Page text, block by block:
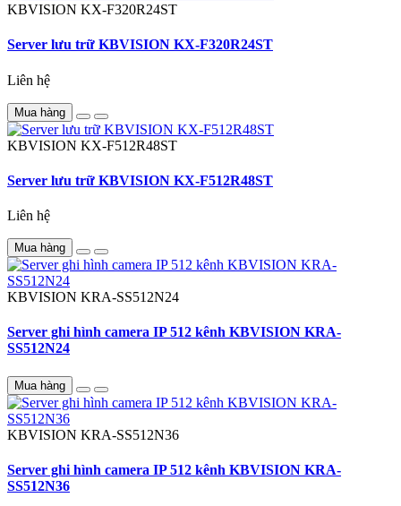
KBVISION KX-F320R24ST
Server lưu trữ KBVISION KX-F320R24ST
Liên hệ
Mua hàng
KBVISION KX-F512R48ST
Server lưu trữ KBVISION KX-F512R48ST
Liên hệ
Mua hàng
KBVISION KRA-SS512N24
Server ghi hình camera IP 512 kênh KBVISION KRA-
SS512N24
Mua hàng
KBVISION KRA-SS512N36
Server ghi hình camera IP 512 kênh KBVISION KRA-
SS512N36